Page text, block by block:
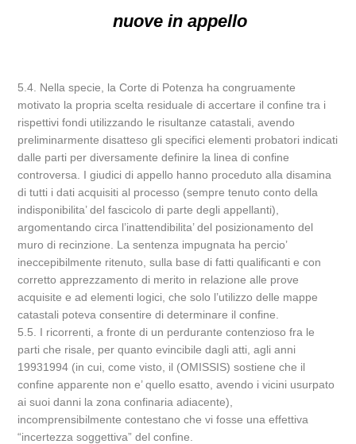
nuove in appello
5.4. Nella specie, la Corte di Potenza ha congruamente
motivato la propria scelta residuale di accertare il confine tra i
rispettivi fondi utilizzando le risultanze catastali, avendo
preliminarmente disatteso gli specifici elementi probatori indicati
dalle parti per diversamente definire la linea di confine
controversa. I giudici di appello hanno proceduto alla disamina
di tutti i dati acquisiti al processo (sempre tenuto conto della
indisponibilita’ del fascicolo di parte degli appellanti),
argomentando circa l’inattendibilita’ del posizionamento del
muro di recinzione. La sentenza impugnata ha percio’
ineccepibilmente ritenuto, sulla base di fatti qualificanti e con
corretto apprezzamento di merito in relazione alle prove
acquisite e ad elementi logici, che solo l’utilizzo delle mappe
catastali poteva consentire di determinare il confine.
5.5. I ricorrenti, a fronte di un perdurante contenzioso fra le
parti che risale, per quanto evincibile dagli atti, agli anni
19931994 (in cui, come visto, il (OMISSIS) sostiene che il
confine apparente non e’ quello esatto, avendo i vicini usurpato
ai suoi danni la zona confinaria adiacente),
incomprensibilmente contestano che vi fosse una effettiva
“incertezza soggettiva” del confine.